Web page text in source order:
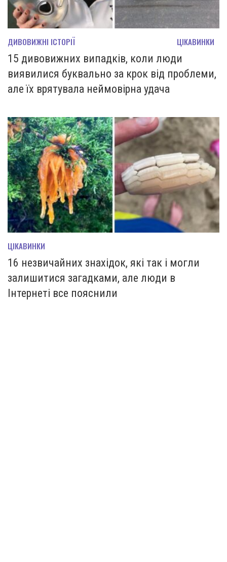
ДИВОВИЖНІ ІСТОРІЇ ЦІКАВИНКИ
15 дивовижних випадків, коли люди
виявилися буквально за крок від проблеми,
але їх врятувала неймовірна удача
ЦІКАВИНКИ
16 незвичайних знахідок, які так і могли
залишитися загадками, але люди в
Інтернеті все пояснили